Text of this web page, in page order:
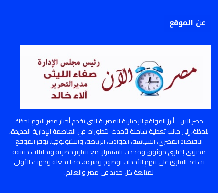
عن الموقع
مصر الان .. أبرز المواقع الإخبارية المصرية التي تقدم أخبار مصر اليوم لحظة
بلحظة، إلى جانب تغطية شاملة لأحدث التطورات في العاصمة الإدارية الجديدة،
الاقتصاد المصري، السياسة، الحوادث، الرياضة، والتكنولوجيا. يوفر الموقع
محتوى إخباري موثوق ومحدث باستمرار، مع تقارير حصرية وتحليلات دقيقة
تساعد القارئ على فهم الأحداث بوضوح وسرعة، مما يجعله وجهتك الأولى
لمتابعة كل جديد في مصر والعالم.